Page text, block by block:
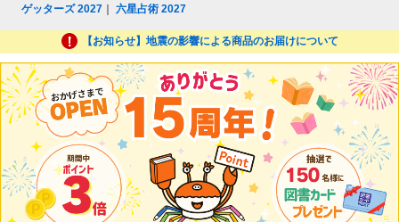
ゲッターズ 2027 ｜六星占術 2027
【お知らせ】地震の影響による商品のお届けについて